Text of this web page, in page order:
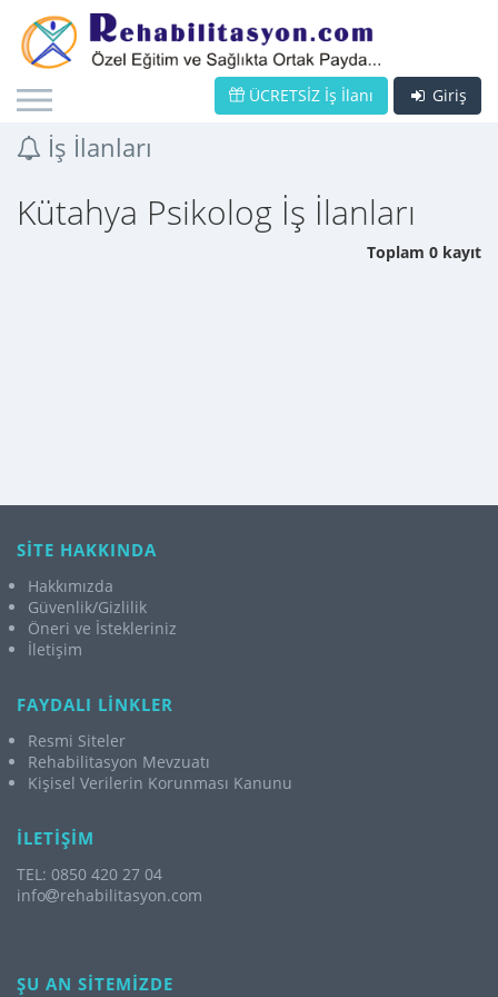
Giriş
ÜCRETSİZ İş İlanı
İş İlanları
Kütahya Psikolog İş İlanları
Toplam 0 kayıt
SİTE HAKKINDA
Hakkımızda
Güvenlik/Gizlilik
Öneri ve İstekleriniz
İletişim
FAYDALI LİNKLER
Resmi Siteler
Rehabilitasyon Mevzuatı
Kişisel Verilerin Korunması Kanunu
İLETİŞİM
TEL: 0850 420 27 04
info
rehabilitasyon.com
ŞU AN SİTEMİZDE